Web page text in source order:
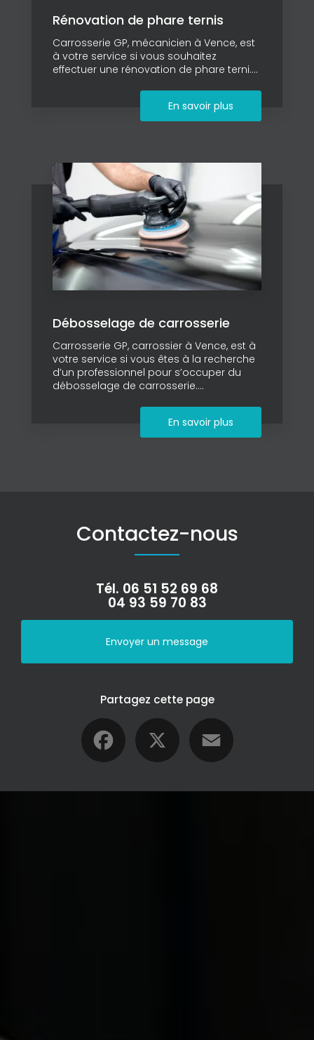
Rénovation de phare ternis
Carrosserie GP, mécanicien à Vence, est
à votre service si vous souhaitez
effectuer une rénovation de phare terni....
En savoir plus
Débosselage de carrosserie
Carrosserie GP, carrossier à Vence, est à
votre service si vous êtes à la recherche
d’un professionnel pour s’occuper du
débosselage de carrosserie....
En savoir plus
Contactez-nous
Tél. 06 51 52 69 68
04 93 59 70 83
Envoyer un message
Partagez cette page
Facebook